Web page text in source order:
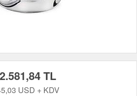
2.581,84 TL
USD + KDV